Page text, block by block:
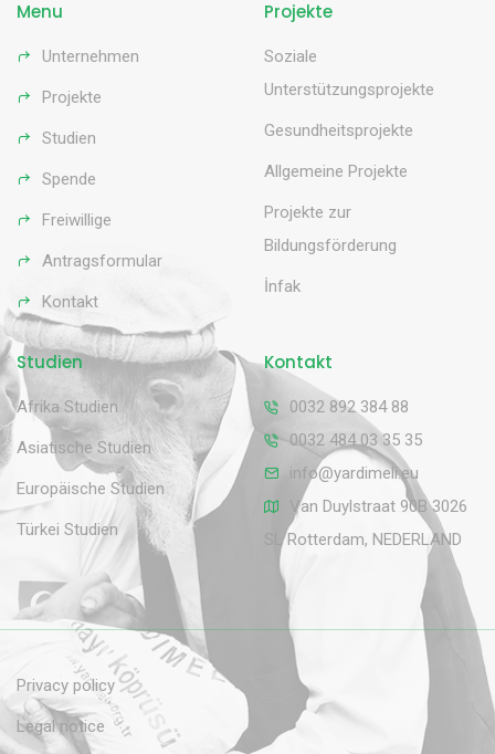
Menu
Unternehmen
Projekte
Studien
Spende
Freiwillige
Antragsformular
Kontakt
Projekte
Soziale
Unterstützungsprojekte
Gesundheitsprojekte
Allgemeine Projekte
Projekte zur
Bildungsförderung
İnfak
Studien
Afrika Studien
Asiatische Studien
Europäische Studien
Türkei Studien
Kontakt
0032 892 384 88
0032 484 03 35 35
info@yardimeli.eu
Van Duylstraat 90B 3026
SL Rotterdam, NEDERLAND
Privacy policy
Legal notice